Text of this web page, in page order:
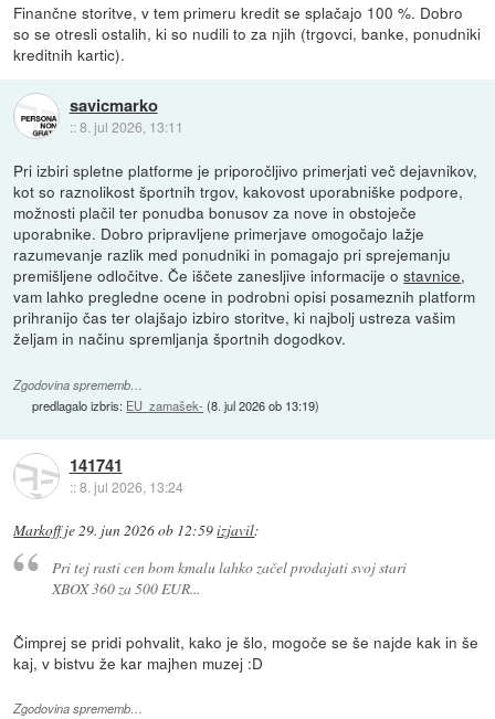
Finančne storitve, v tem primeru kredit se splačajo 100 %. Dobro
so se otresli ostalih, ki so nudili to za njih (trgovci, banke, ponudniki
kreditnih kartic).
savicmarko
::8. jul 2026, 13:11
Pri izbiri spletne platforme je priporočljivo primerjati več dejavnikov,
kot so raznolikost športnih trgov, kakovost uporabniške podpore,
možnosti plačil ter ponudba bonusov za nove in obstoječe
uporabnike. Dobro pripravljene primerjave omogočajo lažje
razumevanje razlik med ponudniki in pomagajo pri sprejemanju
premišljene odločitve. Če iščete zanesljive informacije ostavnice,
vam lahko pregledne ocene in podrobni opisi posameznih platform
prihranijo čas ter olajšajo izbiro storitve, ki najbolj ustreza vašim
željam in načinu spremljanja športnih dogodkov.
Zgodovina sprememb…
predlagalo izbris: EU_zamašek- (8. jul 2026 ob 13:19)
141741
::8. jul 2026, 13:24
Markoffje29. jun 2026 ob 12:59izjavil:
Pri tej rasti cen bom kmalu lahko začel prodajati svoj stari
XBOX 360 za 500 EUR...
Čimprej se pridi pohvalit, kako je šlo, mogoče se še najde kak in še
kaj, v bistvu že kar majhen muzej :D
Zgodovina sprememb…